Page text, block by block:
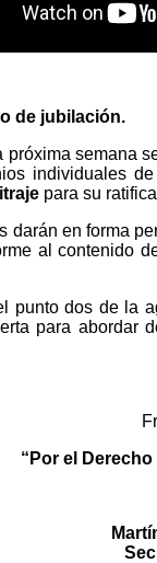
de jubilación.
próxima semana
individuales
para su
darán en forma
al contenido
punto dos de la
para
“Por el